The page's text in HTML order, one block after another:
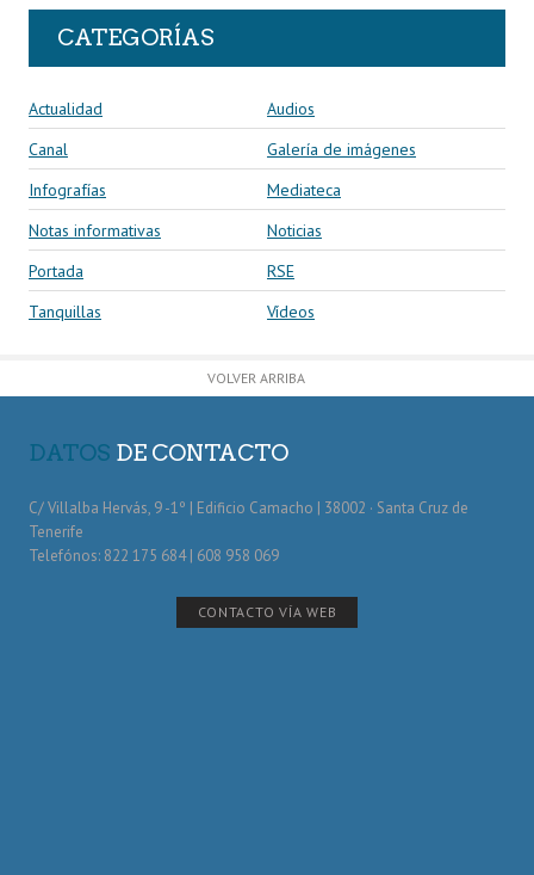
CATEGORÍAS
Actualidad
Audios
Canal
Galería de imágenes
Infografías
Mediateca
Notas informativas
Noticias
Portada
RSE
Tanquillas
Vídeos
VOLVER ARRIBA
DATOS DE CONTACTO
C/ Villalba Hervás, 9 -1º | Edificio Camacho | 38002 · Santa Cruz de
Tenerife
Telefónos: 822 175 684 | 608 958 069
CONTACTO VÍA WEB